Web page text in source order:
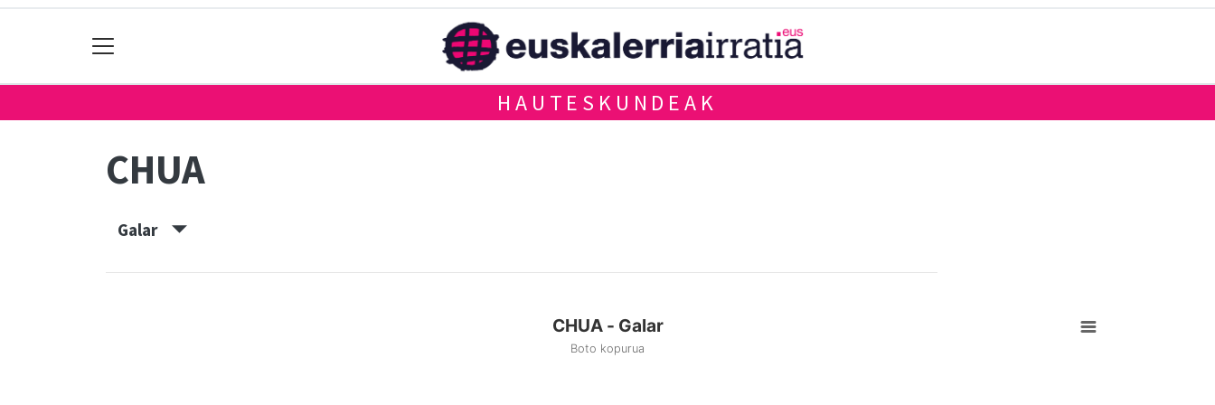
HAUTESKUNDEAK
CHUA
Galar
CHUA - Galar
Boto kopurua